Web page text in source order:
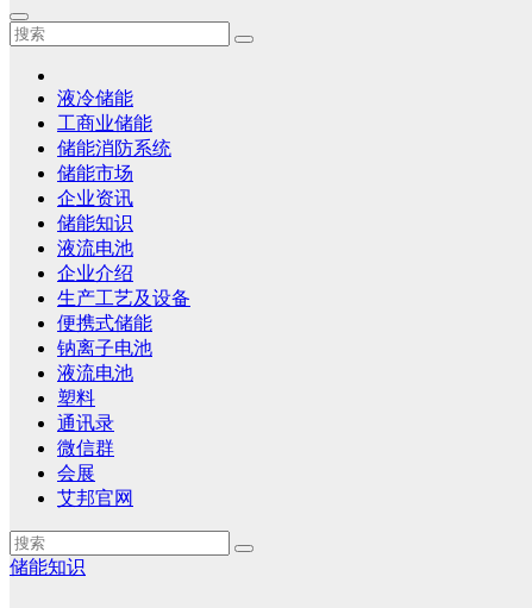
液冷储能
工商业储能
储能消防系统
储能市场
企业资讯
储能知识
液流电池
企业介绍
生产工艺及设备
便携式储能
钠离子电池
液流电池
塑料
通讯录
微信群
会展
艾邦官网
储能知识